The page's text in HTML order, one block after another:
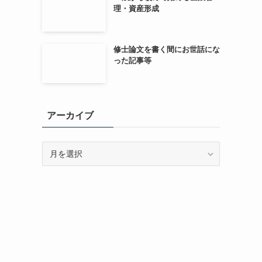
理・資産形成
修士論文を書く間にお世話にな
った記事等
アーカイブ